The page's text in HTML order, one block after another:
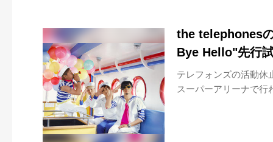
the telephones
Bye Hello"先行
テレフォンズの活動休
スーパーアリーナで行